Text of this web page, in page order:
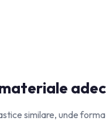
similare, unde